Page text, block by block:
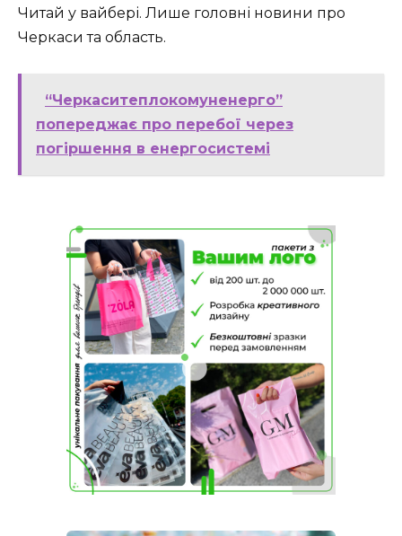
Читай у вайбері. Лише головні новини про
Черкаси та область.
“Черкаситеплокомуненерго”
попереджає про перебої через
погіршення в енергосистемі